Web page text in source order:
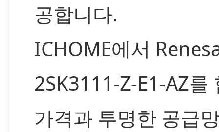
공합니다.
ICHOME에서
2SK3111-Z-E1-AZ를
가격과 투명한 공급